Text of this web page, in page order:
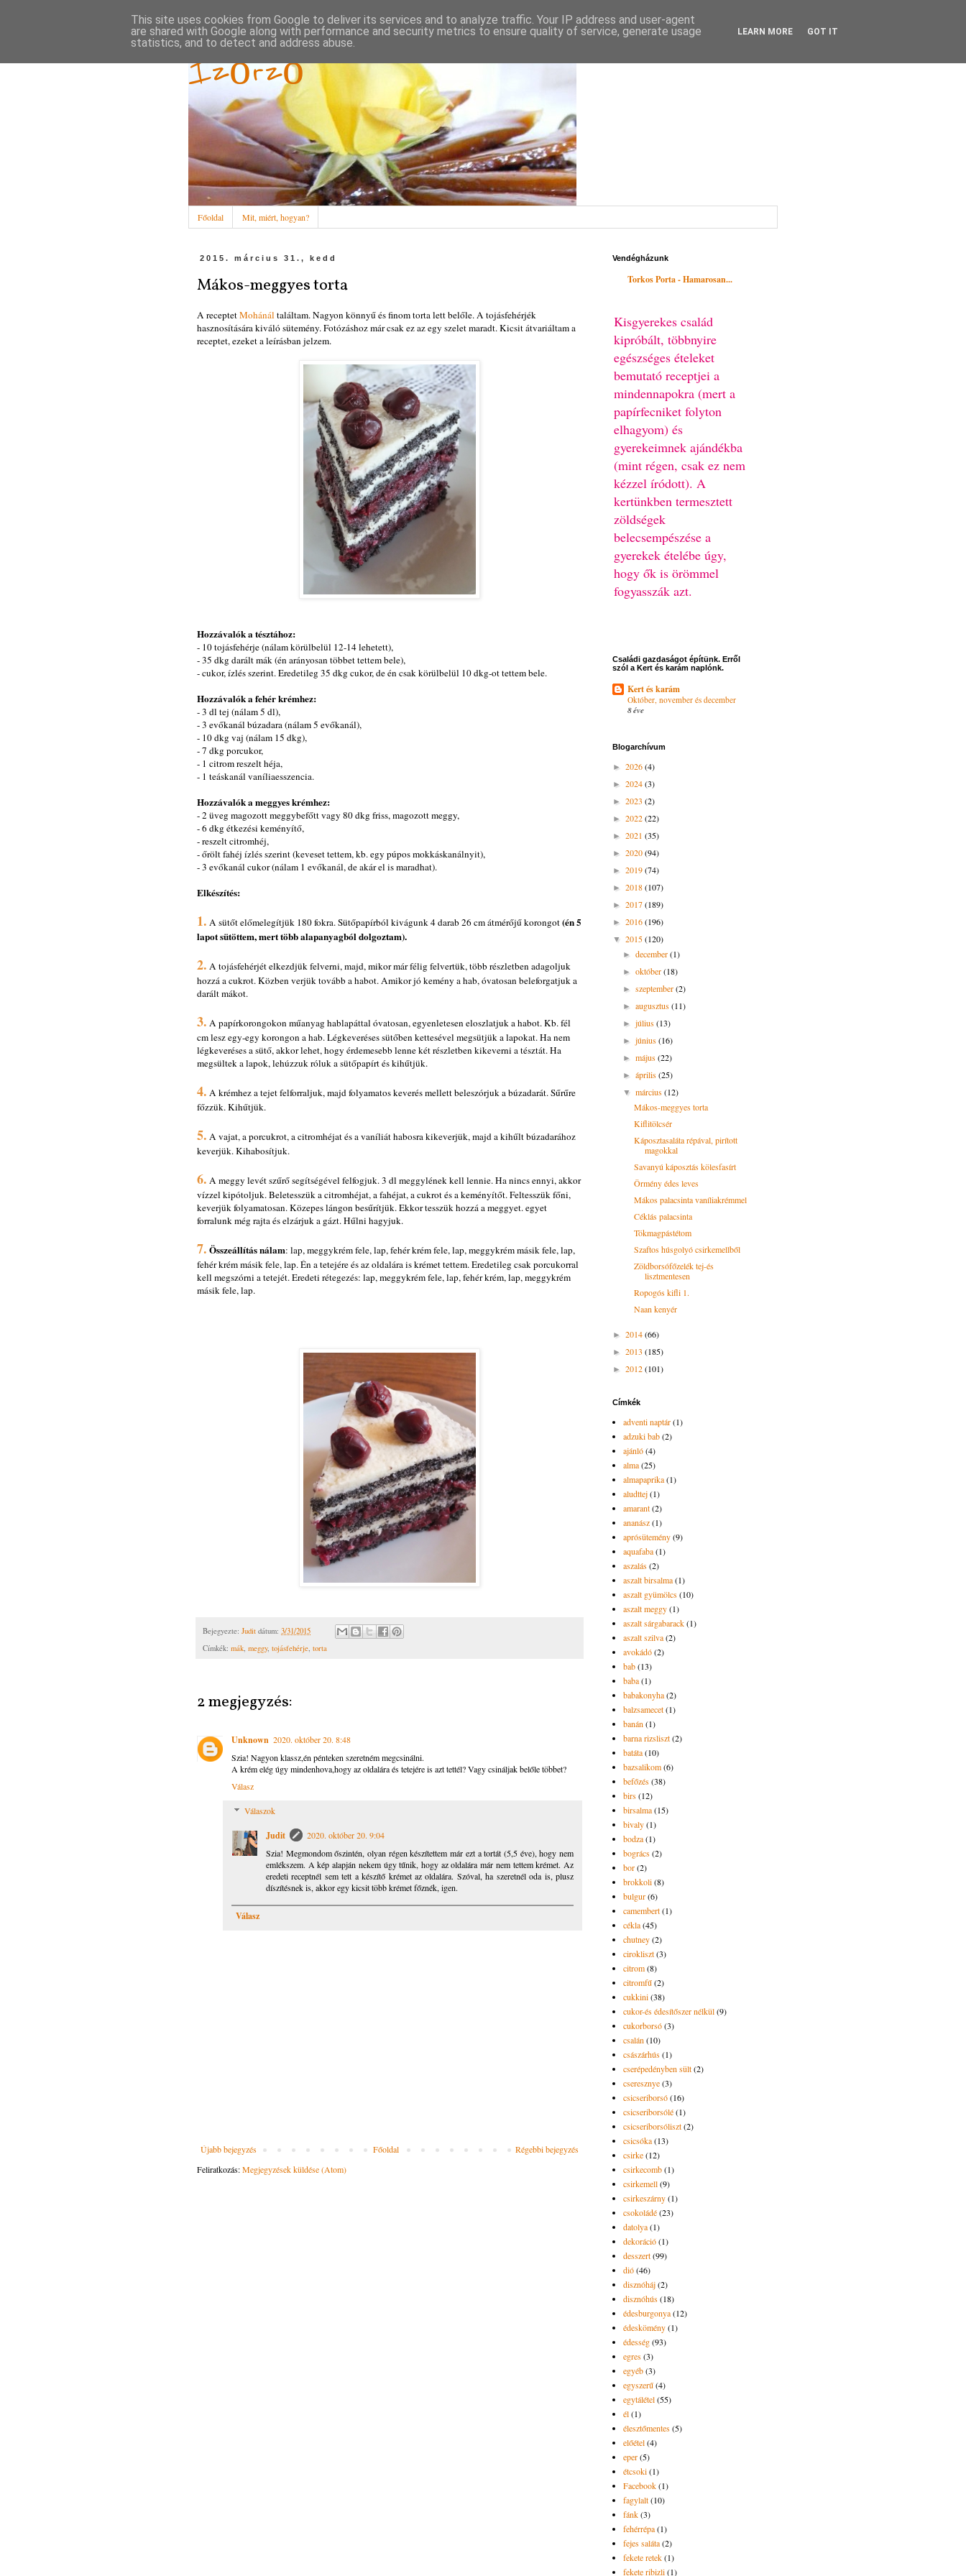
Ízőrző
Főoldal Mit, miért, hogyan?
2015. március 31., kedd
Mákos-meggyes torta
A receptetMohánál találtam. Nagyon könnyű és finom torta lett belőle. A tojásfehérjék
hasznosítására kiváló sütemény. Fotózáshoz már csak ez az egy szelet maradt. Kicsit átvariáltam a
receptet, ezeket a leírásban jelzem.
Hozzávalók a tésztához:
- 10 tojásfehérje (nálam körülbelül 12-14 lehetett),
- 35 dkg darált mák (én arányosan többet tettem bele),
- cukor, ízlés szerint. Eredetileg 35 dkg cukor, de én csak körülbelül 10 dkg-ot tettem bele.
Hozzávalók a fehér krémhez:
- 3 dl tej (nálam 5 dl),
- 3 evőkanál búzadara (nálam 5 evőkanál),
- 10 dkg vaj (nálam 15 dkg),
- 7 dkg porcukor,
- 1 citrom reszelt héja,
- 1 teáskanál vaníliaesszencia.
Hozzávalók a meggyes krémhez:
- 2 üveg magozott meggybefőtt vagy 80 dkg friss, magozott meggy,
- 6 dkg étkezési keményítő,
- reszelt citromhéj,
- őrölt fahéj ízlés szerint (keveset tettem, kb. egy púpos mokkáskanálnyit),
- 3 evőkanál cukor (nálam 1 evőkanál, de akár el is maradhat).
Elkészítés:
1. A sütőt előmelegítjük 180 fokra. Sütőpapírból kivágunk 4 darab 26 cm átmérőjű korongot(én 5
lapot sütöttem, mert több alapanyagból dolgoztam).
2. A tojásfehérjét elkezdjük felverni, majd, mikor már félig felvertük, több részletben adagoljuk
hozzá a cukrot. Közben verjük tovább a habot. Amikor jó kemény a hab, óvatosan beleforgatjuk a
darált mákot.
3. A papírkorongokon műanyag hablapáttal óvatosan, egyenletesen eloszlatjuk a habot. Kb. fél
cm lesz egy-egy korongon a hab. Légkeveréses sütőben kettesével megsütjük a lapokat. Ha nem
légkeveréses a sütő, akkor lehet, hogy érdemesebb lenne két részletben kikeverni a tésztát. Ha
megsültek a lapok, lehúzzuk róluk a sütőpapírt és kihűtjük.
4. A krémhez a tejet felforraljuk, majd folyamatos keverés mellett beleszórjuk a búzadarát. Sűrűre
főzzük. Kihűtjük.
5. A vajat, a porcukrot, a citromhéjat és a vaníliát habosra kikeverjük, majd a kihűlt búzadarához
keverjük. Kihabosítjuk.
6. A meggy levét szűrő segítségével felfogjuk. 3 dl meggylének kell lennie. Ha nincs ennyi, akkor
vízzel kipótoljuk. Beletesszük a citromhéjat, a fahéjat, a cukrot és a keményítőt. Feltesszük főni,
keverjük folyamatosan. Közepes lángon besűrítjük. Ekkor tesszük hozzá a meggyet. egyet
forralunk még rajta és elzárjuk a gázt. Hűlni hagyjuk.
7. Összeállítás nálam: lap, meggykrém fele, lap, fehér krém fele, lap, meggykrém másik fele, lap,
fehér krém másik fele, lap. Én a tetejére és az oldalára is krémet tettem. Eredetileg csak porcukorral
kell megszórni a tetejét. Eredeti rétegezés: lap, meggykrém fele, lap, fehér krém, lap, meggykrém
másik fele, lap.
Bejegyezte: Judit dátum: 3/31/2015
Címkék: mák, meggy, tojásfehérje, torta
2 megjegyzés:
Unknown 2020. október 20. 8:48
Szia! Nagyon klassz,én pénteken szeretném megcsinálni.
A krém elég úgy mindenhova,hogy az oldalára és tetejére is azt tettél? Vagy csináljak belőle többet?
Válasz
Válaszok
Judit
2020. október 20. 9:04
Szia! Megmondom őszintén, olyan régen készítettem már ezt a tortát (5,5 éve), hogy nem
emlékszem. A kép alapján nekem úgy tűnik, hogy az oldalára már nem tettem krémet. Az
eredeti receptnél sem tett a készítő krémet az oldalára. Szóval, ha szeretnél oda is, plusz
díszítésnek is, akkor egy kicsit több krémet főznék, igen.
Válasz
Újabb bejegyzés Régebbi bejegyzés
Főoldal
Feliratkozás:Megjegyzések küldése (Atom)
Vendégházunk
Torkos Porta - Hamarosan...
Kisgyerekes család
kipróbált, többnyire
egészséges ételeket
bemutató receptjei a
mindennapokra (mert a
papírfecniket folyton
elhagyom) és
gyerekeimnek ajándékba
(mint régen, csak ez nem
kézzel íródott). A
kertünkben termesztett
zöldségek
belecsempészése a
gyerekek ételébe úgy,
hogy ők is örömmel
fogyasszák azt.
Családi gazdaságot építünk. Erről
szól a Kert és karám naplónk.
Kert és karám
Október, november és december
8 éve
Blogarchívum
► 2026(4)
► 2024(3)
► 2023 (2)
► 2022(22)
► 2021 (35)
► 2020(94)
► 2019(74)
► 2018(107)
► 2017(189)
► 2016(196)
▼ 2015(120)
►december(1)
►október(18)
►szeptember(2)
►augusztus(11)
►július(13)
►június(16)
►május(22)
►április(25)
▼március(12)
Mákos-meggyes torta
Kiflitölcsér
Káposztasaláta répával, pirított
magokkal
Savanyú káposztás kölesfasírt
Örmény édes leves
Mákos palacsinta vaníliakrémmel
Céklás palacsinta
Tökmagpástétom
Szaftos húsgolyó csirkemellből
Zöldborsófőzelék tej-és
lisztmentesen
Ropogós kifli 1.
Naan kenyér
► 2014(66)
► 2013 (185)
► 2012(101)
Címkék
adventi naptár(1)
adzuki bab(2)
ajánló(4)
alma(25)
almapaprika(1)
aludttej(1)
amarant(2)
ananász(1)
aprósütemény(9)
aquafaba(1)
aszalás(2)
aszalt birsalma(1)
aszalt gyümölcs(10)
aszalt meggy(1)
aszalt sárgabarack(1)
aszalt szilva(2)
avokádó(2)
bab(13)
baba(1)
babakonyha(2)
balzsamecet(1)
banán(1)
barna rizsliszt(2)
batáta(10)
bazsalikom(6)
befőzés(38)
birs(12)
birsalma(15)
bivaly(1)
bodza(1)
bogrács(2)
bor(2)
brokkoli(8)
bulgur(6)
camembert(1)
cékla(45)
chutney(2)
cirokliszt(3)
citrom(8)
citromfű(2)
cukkini(38)
cukor-és édesítőszer nélkül(9)
cukorborsó(3)
csalán(10)
császárhús(1)
cserépedényben sült(2)
cseresznye(3)
csicseriborsó(16)
csicseriborsólé(1)
csicseriborsóliszt(2)
csicsóka(13)
csirke(12)
csirkecomb(1)
csirkemell(9)
csirkeszárny(1)
csokoládé(23)
datolya(1)
dekoráció(1)
desszert(99)
dió(46)
disznóháj(2)
disznóhús(18)
édesburgonya(12)
édeskömény(1)
édesség(93)
egres(3)
egyéb(3)
egyszerű(4)
egytálétel(55)
él(1)
élesztőmentes(5)
előétel(4)
eper(5)
étcsoki(1)
Facebook(1)
fagylalt(10)
fánk(3)
fehérrépa(1)
fejes saláta(2)
fekete retek(1)
fekete ribizli(1)
This site uses cookies from Google to deliver its services and to analyze traffic. Your IP address and user-agent
are shared with Google along with performance and security metrics to ensure quality of service, generate usage
statistics, and to detect and address abuse.
LEARN MORE GOT IT